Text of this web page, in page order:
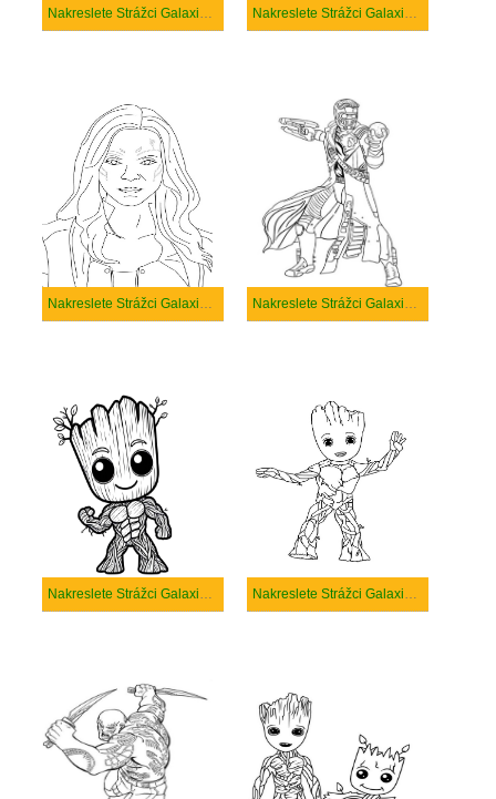
Nakreslete Strážci Galaxie velmi prostý Nakreslete Strážci Galaxie velmi snadný
Nakreslete Strážci Galaxie velmi základní Nakreslete Strážci Galaxie základní
Nakreslete Strážci Galaxie zdarma pro děti Nakreslete Strážci Galaxie zdarma